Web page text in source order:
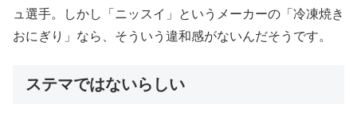
ュ選手。しかし「ニッスイ」というメーカーの「冷凍焼き
おにぎり」なら、そういう違和感がないんだそうです。
ステマではないらしい